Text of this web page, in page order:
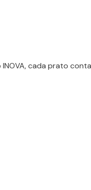
INOVA, cada prato